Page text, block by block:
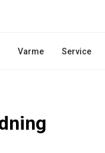
Varme Service